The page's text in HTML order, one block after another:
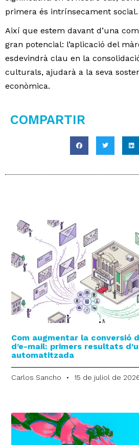
primera és intrínsecament social.
Així que estem davant d’una
gran potencial: l’aplicació del
esdevindrà clau en la
culturals, ajudarà a la seva
econòmica.
COMPARTIR
Com augmentar la conversió
d’e-mail: primers resultats
automatitzada
Carlos Sancho 15 de juliol de